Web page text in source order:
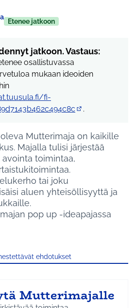
Etenee jatkoon
jatkoon. Vastaus:
osallistuvassa
mukaan ideoiden
fi-
.
Mutterimaja on kaikille
Majalla tulisi järjestää
toimintaa,
tai joku
aluen yhteisöllisyyttä ja
pop up -ideapajassa
ehdotukset
Mutterimajalle